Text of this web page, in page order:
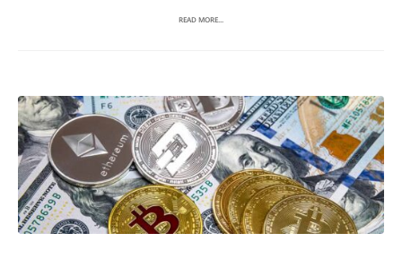
READ MORE...